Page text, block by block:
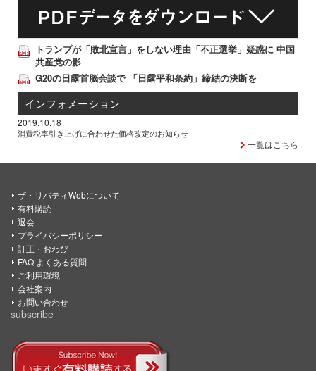
トランプが「敗北宣言」をしない理由「不正選挙」疑惑に 中国
共産党の影
G20の日露首脳会談で 「日露平和条約」締結の決断を
インフォメーション
2019.10.18
消費税率引き上げに合わせた価格改定のお知らせ
一覧はこちら
ザ・リバティWebについて
有料購読
退会
プライバシーポリシー
訂正・おわび
FAQ よくある質問
ご利用環境
会社案内
お問い合わせ
subscribe